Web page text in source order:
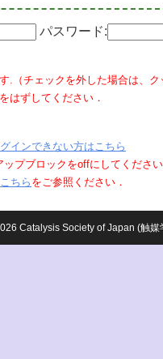
パスワード:
.（チェックを外した場合は、ク
はずしてください．
インできない方はこちら
プブロックをoffにしてください
こちら をご参照ください．
Catalysis Society of Japan (触